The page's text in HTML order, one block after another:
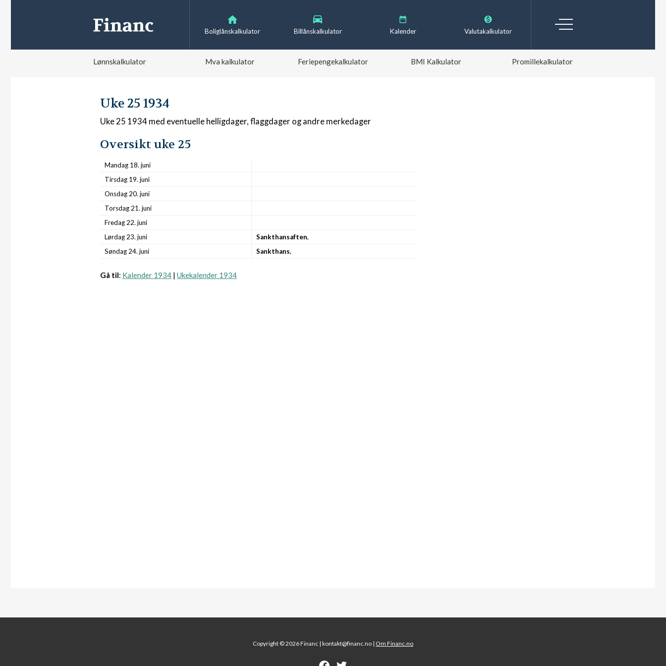
Boliglånskalkulator Billånskalkulator Kalender Valutakalkulator
Lønnskalkulator Mva kalkulator Feriepengekalkulator BMI Kalkulator Promillekalkulator
Uke 25 1934
Uke 25 1934 med eventuelle helligdager, flaggdager og andre merkedager
Oversikt uke 25
Mandag 18. juni
Tirsdag 19. juni
Onsdag 20. juni
Torsdag 21. juni
Fredag 22. juni
Lørdag 23. juni
Sankthansaften,
Søndag 24. juni
Sankthans,
Gå til: Kalender 1934 | Ukekalender 1934
Copyright © 2026 Financ | kontakt@financ.no | Om Financ.no